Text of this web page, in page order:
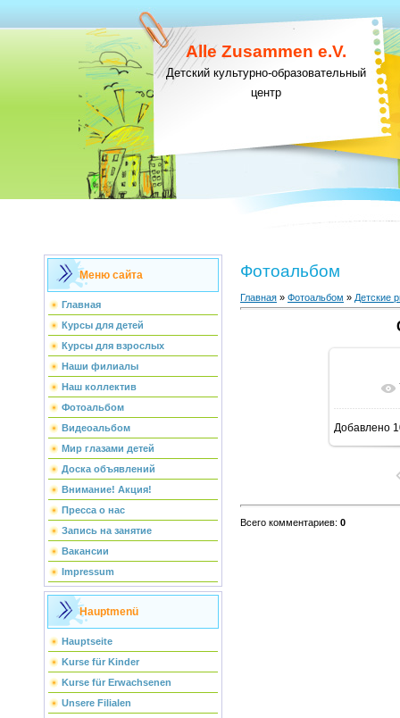
Alle Zusammen e.V.
Детский культурно-образовательный
центр
Меню сайта
Главная
Курсы для детей
Курсы для взрослых
Наши филиалы
Наш коллектив
Фотоальбом
Видеоальбом
Мир глазами детей
Доска объявлений
Внимание! Акция!
Пресса о нас
Запись на занятие
Вакансии
Impressum
Hauptmenü
Hauptseite
Kurse für Kinder
Kurse für Erwachsenen
Unsere Filialen
Фотоальбом
Главная » Фотоальбом » Детские
В
Добавлено
Всего комментариев: 0